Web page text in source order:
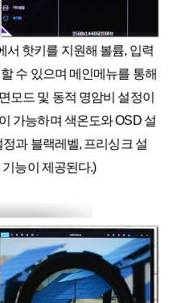
핫키를 지원해 볼륨, 입력
수 있으며 메인메뉴를 통해
모드 및 동적 명암비 설정이
가능하며 색온도와 OSD 설
과 블랙레벨, 프리싱크 설
능이 제공된다.)